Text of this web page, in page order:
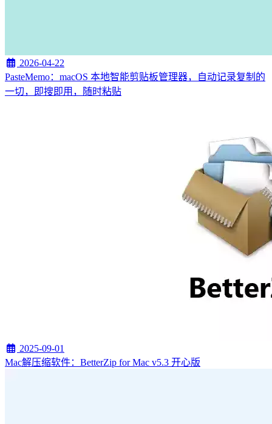
2026-04-22
PasteMemo：macOS 本地智能剪贴板管理器，自动记录复制的
一切，即搜即用，随时粘贴
2025-09-01
Mac解压缩软件：BetterZip for Mac v5.3 开心版